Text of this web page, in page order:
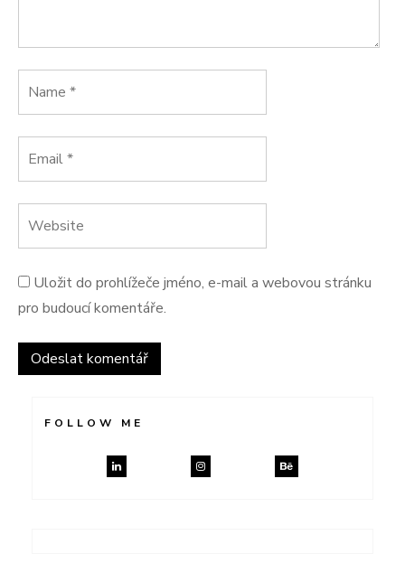
Uložit do prohlížeče jméno, e-mail a webovou stránku
pro budoucí komentáře.
FOLLOW ME